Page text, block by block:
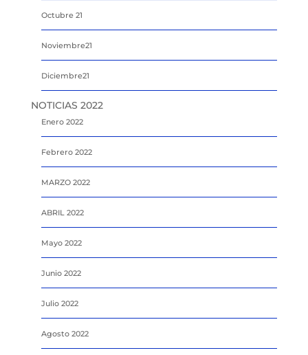
Octubre 21
Noviembre21
Diciembre21
NOTICIAS 2022
Enero 2022
Febrero 2022
MARZO 2022
ABRIL 2022
Mayo 2022
Junio 2022
Julio 2022
Agosto 2022